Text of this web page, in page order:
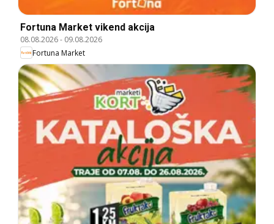
Fortuna Market vikend akcija
08.08.2026- 09.08.2026
Fortuna Market